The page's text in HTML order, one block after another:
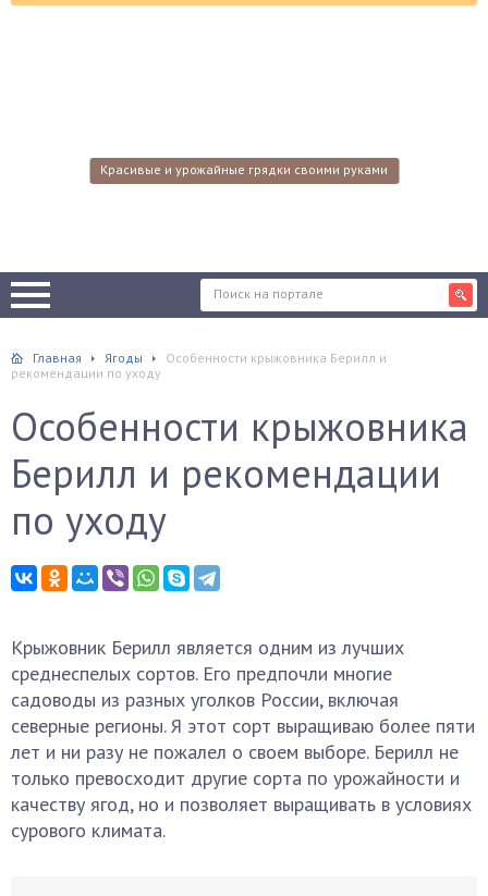
Красивые и урожайные грядки своими руками
Главная Ягоды
Особенности крыжовника Берилл и
рекомендации по уходу
Особенности крыжовника
Берилл и рекомендации
по уходу
Крыжовник Берилл является одним из лучших
среднеспелых сортов. Его предпочли многие
садоводы из разных уголков России, включая
северные регионы. Я этот сорт выращиваю более пяти
лет и ни разу не пожалел о своем выборе. Берилл не
только превосходит другие сорта по урожайности и
качеству ягод, но и позволяет выращивать в условиях
сурового климата.